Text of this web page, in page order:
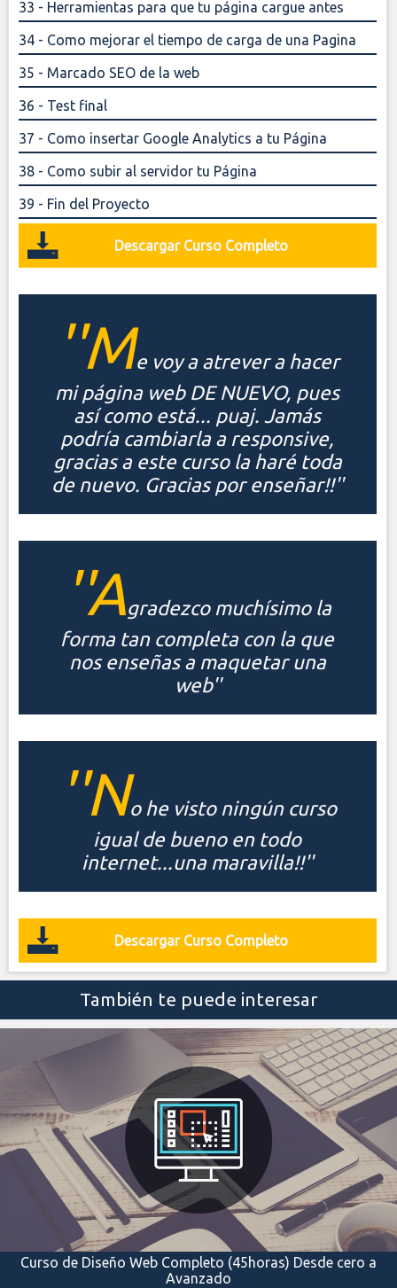
33 - Herramientas para que tu página cargue antes
34 - Como mejorar el tiempo de carga de una Pagina
35 - Marcado SEO de la web
36 - Test final
37 - Como insertar Google Analytics a tu Página
38 - Como subir al servidor tu Página
39 - Fin del Proyecto
Descargar Curso Completo
''Me voy a atrever a hacer
mi página web DE NUEVO, pues
así como está... puaj. Jamás
podría cambiarla a responsive,
gracias a este curso la haré toda
de nuevo. Gracias por enseñar!!''
''Agradezco muchísimo la
forma tan completa con la que
nos enseñas a maquetar una
web''
''No he visto ningún curso
igual de bueno en todo
internet...una maravilla!!''
Descargar Curso Completo
También te puede interesar
Curso de Diseño Web Completo (45horas) Desde cero a
Avanzado